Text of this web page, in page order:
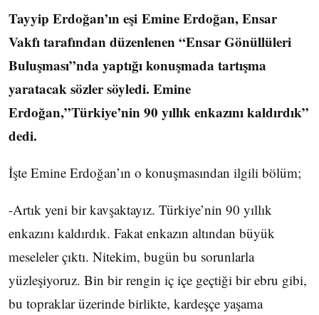
Tayyip Erdoğan’ın eşi Emine Erdoğan, Ensar
Vakfı tarafından düzenlenen “Ensar Gönüllüleri
Buluşması”nda yaptığı konuşmada tartışma
yaratacak sözler söyledi. Emine
Erdoğan,”Türkiye’nin 90 yıllık enkazını kaldırdık”
dedi.
İşte Emine Erdoğan’ın o konuşmasından ilgili bölüm;
-Artık yeni bir kavşaktayız. Türkiye’nin 90 yıllık
enkazını kaldırdık. Fakat enkazın altından büyük
meseleler çıktı. Nitekim, bugün bu sorunlarla
yüzleşiyoruz. Bin bir rengin iç içe geçtiği bir ebru gibi,
bu topraklar üzerinde birlikte, kardeşçe yaşama